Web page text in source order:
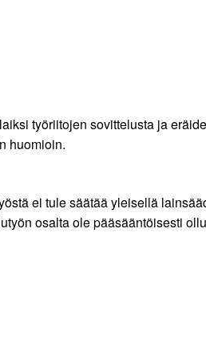
työriitojen sovittelusta ja
huomioin.
ei tule säätää yleisellä
osalta ole pääsääntöisesti